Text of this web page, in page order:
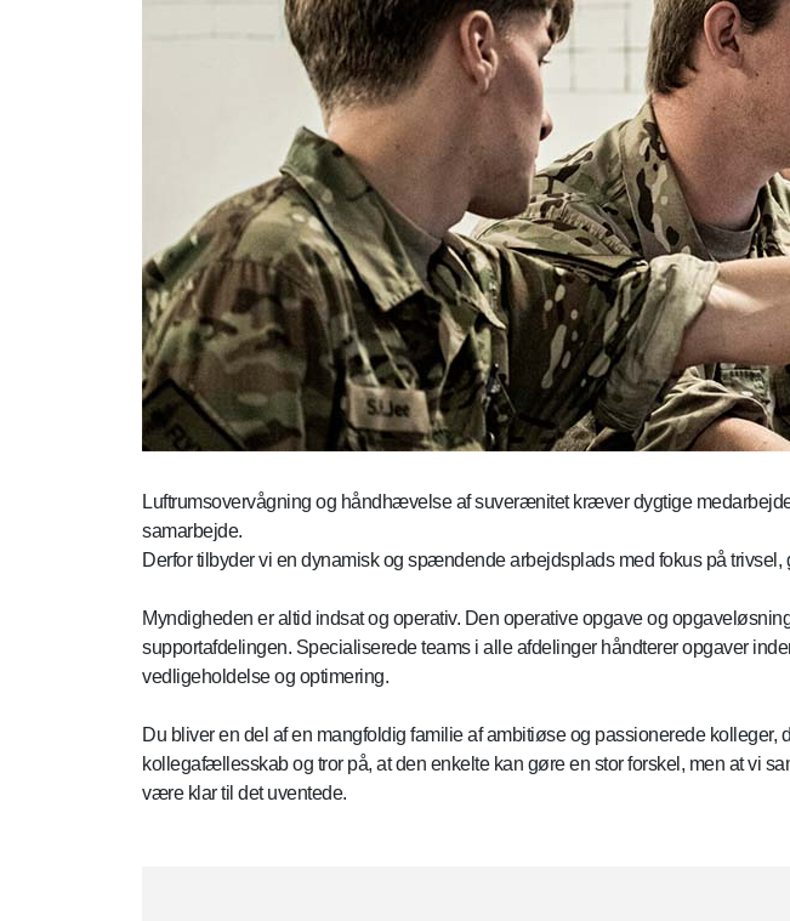
Luftrumsovervågning og håndhævelse af suverænitet kræver dygtige
samarbejde.
Derfor tilbyder vi en dynamisk og spændende arbejdsplads med fokus på
Myndigheden er altid indsat og operativ. Den operative opgave og
supportafdelingen. Specialiserede teams i alle afdelinger håndterer opgaver
vedligeholdelse og optimering.
Du bliver en del af en mangfoldig familie af ambitiøse og passionerede
kollegafællesskab og tror på, at den enkelte kan gøre en stor forskel, men at vi
være klar til det uventede.